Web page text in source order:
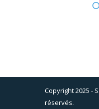
Copyright 2025 -
réservés.